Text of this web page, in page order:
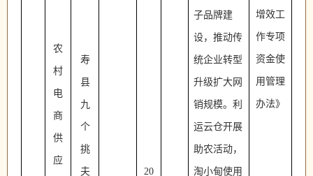
增效工
作专项
资金使
用管理
办法》
农
村
电
商
供
应
寿
县
九
个
挑
夫 20
子品牌建
设，推动传
统企业转型
升级扩大网
销规模。利
运云仓开展
助农活动，
淘小甸使用